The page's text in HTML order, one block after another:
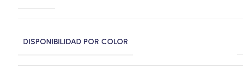
DISPONIBILIDAD POR COLOR